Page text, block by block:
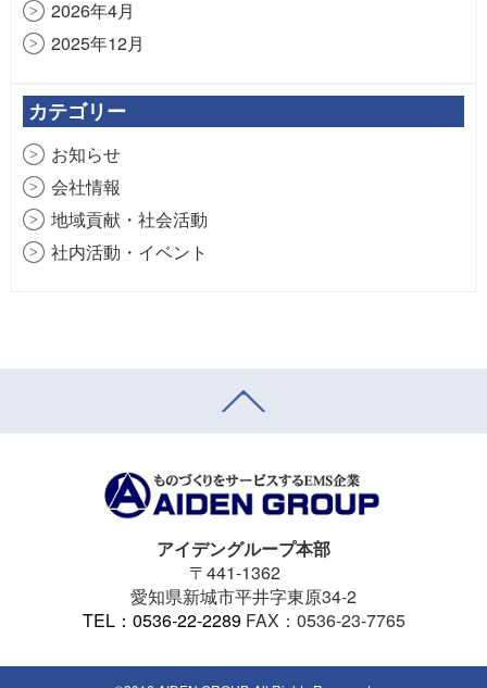
2026年4月
2025年12月
2025年4月
2024年7月
2023年12月
2022年7月
2021年12月
2021年7月
2021年4月
2020年4月
2019年12月
2019年8月
カテゴリー
お知らせ
会社情報
地域貢献・社会活動
社内活動・イベント
アイデングループ本部
〒441-1362
愛知県新城市平井字東原34-2
TEL：0536-22-2289FAX：0536-23-7765